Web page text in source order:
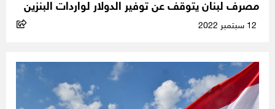
مصرف لبنان يتوقف عن توفير الدولار لواردات البنزين